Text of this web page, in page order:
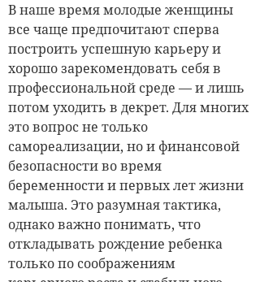
В наше время молодые женщины
все чаще предпочитают сперва
построить успешную карьеру и
хорошо зарекомендовать себя в
профессиональной среде — и лишь
потом уходить в декрет. Для многих
это вопрос не только
самореализации, но и финансовой
безопасности во время
беременности и первых лет жизни
малыша. Это разумная тактика,
однако важно понимать, что
откладывать рождение ребенка
только по соображениям